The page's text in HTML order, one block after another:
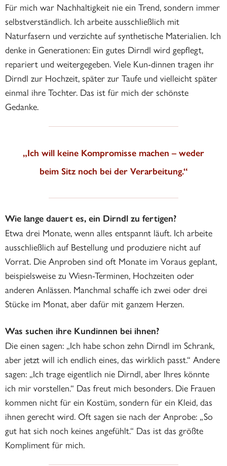
Für mich war Nachhaltigkeit nie ein Trend, sondern immer
selbstverständlich. Ich arbeite ausschließlich mit
Naturfasern und verzichte auf synthetische Materialien. Ich
denke in Generationen: Ein gutes Dirndl wird gepflegt,
repariert und weitergegeben. Viele Kun-dinnen tragen ihr
Dirndl zur Hochzeit, später zur Taufe und vielleicht später
einmal ihre Tochter. Das ist für mich der schönste
Gedanke.
„Ich will keine Kompromisse machen – weder
beim Sitz noch bei der Verarbeitung.“
Wie lange dauert es, ein Dirndl zu fertigen?
Etwa drei Monate, wenn alles entspannt läuft. Ich arbeite
ausschließlich auf Bestellung und produziere nicht auf
Vorrat. Die Anproben sind oft Monate im Voraus geplant,
beispielsweise zu Wiesn-Terminen, Hochzeiten oder
anderen Anlässen. Manchmal schaffe ich zwei oder drei
Stücke im Monat, aber dafür mit ganzem Herzen.
Was suchen ihre Kundinnen bei ihnen?
Die einen sagen: „Ich habe schon zehn Dirndl im Schrank,
aber jetzt will ich endlich eines, das wirklich passt.“ Andere
sagen: „Ich trage eigentlich nie Dirndl, aber Ihres könnte
ich mir vorstellen.“ Das freut mich besonders. Die Frauen
kommen nicht für ein Kostüm, sondern für ein Kleid, das
ihnen gerecht wird. Oft sagen sie nach der Anprobe: „So
gut hat sich noch keines angefühlt.“ Das ist das größte
Kompliment für mich.